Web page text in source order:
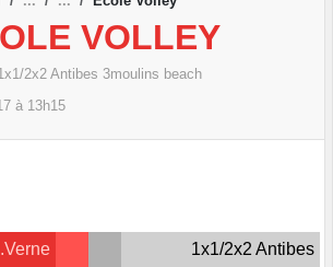
VOLLEY
2x2 Antibes 3moulins beach
à 13h15
1x1/2x2 Antibes